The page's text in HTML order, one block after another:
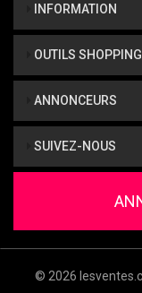
INFORMATION
OUTILS SHOPPING
ANNONCEURS
SUIVEZ-NOUS
© 2026